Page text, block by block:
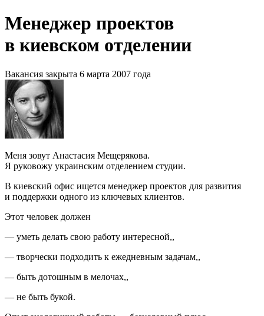
Менеджер проектов
в киевском отделении
Вакансия закрыта 6 марта 2007 года
Меня зовут Анастасия Мещерякова.
Я руковожу украинским отделением студии.
В киевский офис ищется менеджер проектов для развития
и поддержки одного из ключевых клиентов.
Этот человек должен
— уметь делать свою работу интересной,,
— творчески подходить к ежедневным задачам,,
— быть дотошным в мелочах,,
— не быть букой.